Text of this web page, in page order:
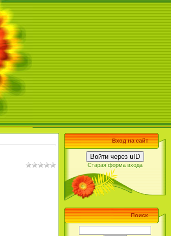
Вход на сайт
Войти через uID
Старая форма входа
Поиск